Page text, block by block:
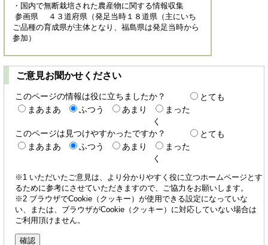
・国内で無断栽培された農産物に関する情報収集
参画県 ４３道府県（発足当時１８道県（主にいち
ご品種の育成県が主体となり、福島県は発足当時から
参加）
ご意見お聞かせください
このページの情報は役に立ちましたか？
とても
まあまあ
ふつう あまり
まった
く
このページは見つけやすかったですか？
とても
まあまあ
ふつう あまり
まった
く
※1 いただいたご意見は、より分かりやすく役に立つホームページとす
るために参考にさせていただきますので、ご協力をお願いします。
※2 ブラウザでCookie（クッキー）が使用できる設定になっていな
い、または、ブラウザがCookie（クッキー）に対応していない場合は
ご利用頂けません。